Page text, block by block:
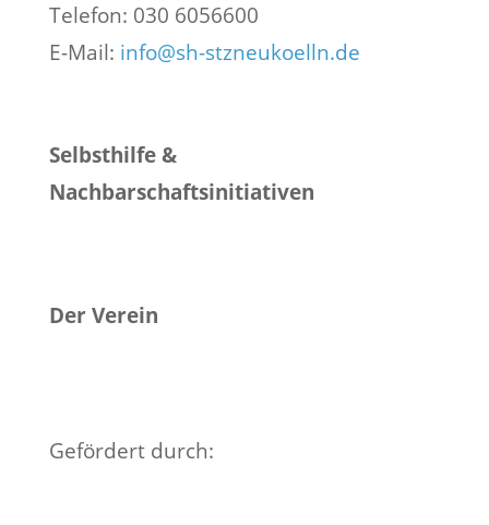
Telefon: 030 6056600
E-Mail: info@sh-stzneukoelln.de
Selbsthilfe &
Nachbarschaftsinitiativen
Der Verein
Gefördert durch: